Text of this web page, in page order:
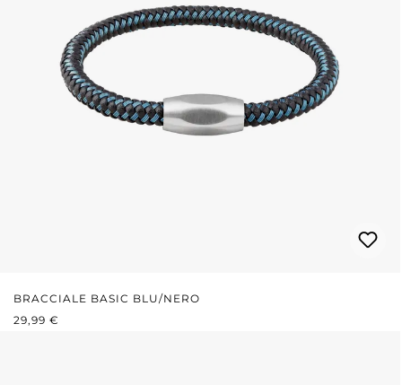
BRACCIALE BASIC BLU/NERO
PREZZO NORMALE:
29,99 €